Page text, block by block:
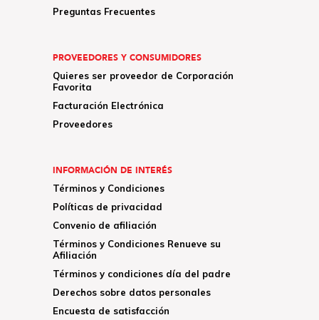
Preguntas Frecuentes
PROVEEDORES Y CONSUMIDORES
Quieres ser proveedor de Corporación
Favorita
Facturación Electrónica
Proveedores
INFORMACIÓN DE INTERÉS
Términos y Condiciones
Políticas de privacidad
Convenio de afiliación
Términos y Condiciones Renueve su
Afiliación
Términos y condiciones día del padre
Derechos sobre datos personales
Encuesta de satisfacción